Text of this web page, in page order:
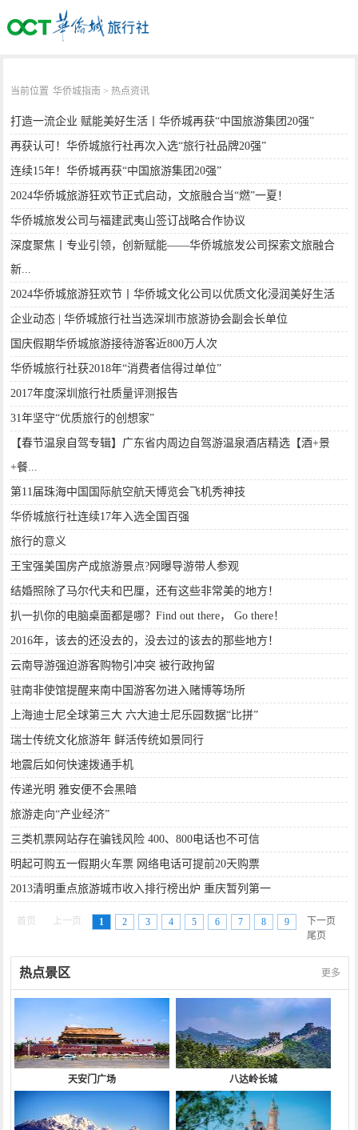
当前位置 华侨城指南 > 热点资讯
打造一流企业 赋能美好生活丨华侨城再获“中国旅游集团20强”
再获认可！华侨城旅行社再次入选“旅行社品牌20强”
连续15年！华侨城再获“中国旅游集团20强”
2024华侨城旅游狂欢节正式启动，文旅融合当“燃”一夏！
华侨城旅发公司与福建武夷山签订战略合作协议
深度聚焦丨专业引领，创新赋能——华侨城旅发公司探索文旅融合
新...
2024华侨城旅游狂欢节丨华侨城文化公司以优质文化浸润美好生活
企业动态 | 华侨城旅行社当选深圳市旅游协会副会长单位
国庆假期华侨城旅游接待游客近800万人次
华侨城旅行社获2018年“消费者信得过单位”
2017年度深圳旅行社质量评测报告
31年坚守“优质旅行的创想家”
【春节温泉自驾专辑】广东省内周边自驾游温泉酒店精选【酒+景
+餐...
第11届珠海中国国际航空航天博览会飞机秀神技
华侨城旅行社连续17年入选全国百强
旅行的意义
王宝强美国房产成旅游景点?网曝导游带人参观
结婚照除了马尔代夫和巴厘，还有这些非常美的地方！
扒一扒你的电脑桌面都是哪？Find out there， Go there！
2016年，该去的还没去的，没去过的该去的那些地方！
云南导游强迫游客购物引冲突 被行政拘留
驻南非使馆提醒来南中国游客勿进入赌博等场所
上海迪士尼全球第三大 六大迪士尼乐园数据“比拼”
瑞士传统文化旅游年 鲜活传统如景同行
地震后如何快速拨通手机
传递光明 雅安便不会黑暗
旅游走向“产业经济”
三类机票网站存在骗钱风险 400、800电话也不可信
明起可购五一假期火车票 网络电话可提前20天购票
2013清明重点旅游城市收入排行榜出炉 重庆暂列第一
首页 上一页 1 2 3 4 5 6 7 8 9
下一页
尾页
热点景区 更多
天安门广场 八达岭长城